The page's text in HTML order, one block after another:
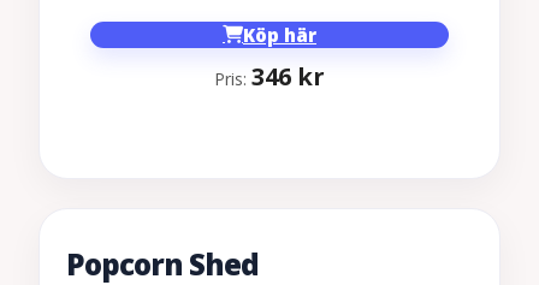
Köp här
Pris: 346 kr
Popcorn Shed